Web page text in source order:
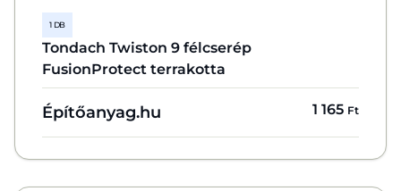
1 DB
Tondach Twiston 9 félcserép
FusionProtect terrakotta
Építőanyag.hu 1 165 Ft